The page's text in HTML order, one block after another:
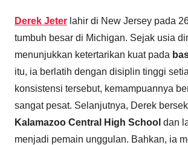
Derek Jeter lahir di New Jersey pada
tumbuh besar di Michigan. Sejak usia
menunjukkan ketertarikan kuat pada
itu, ia berlatih dengan disiplin tinggi
konsistensi tersebut, kemampuannya
sangat pesat. Selanjutnya, Derek
Kalamazoo Central High School dan
menjadi pemain unggulan. Bahkan, ia